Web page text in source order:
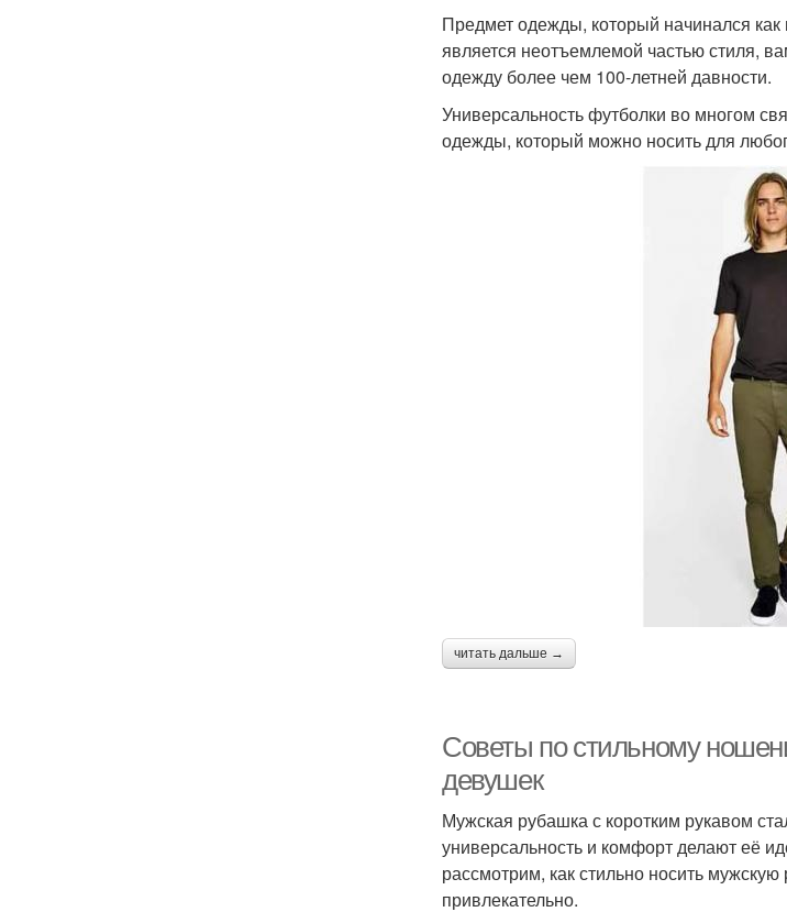
Предмет одежды, который начинался
является неотъемлемой частью стиля,
одежду более чем 100-летней давности.
Универсальность футболки во многом
одежды, который можно носить для
читать дальше →
Советы по стильному
девушек
Мужская рубашка с коротким рукавом
универсальность и комфорт делают её
рассмотрим, как стильно носить
привлекательно.